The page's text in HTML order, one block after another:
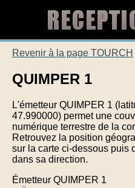
Revenir à la page TOURCH
QUIMPER 1
L'émetteur QUIMPER 1
47.990000) permet une
numérique terrestre de la
Retrouvez la position
sur la carte ci-dessous puis
dans sa direction.
Émetteur QUIMPER 1